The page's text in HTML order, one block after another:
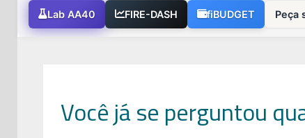
Lab AA40 FIRE-DASH fiBUDGET Peça
Você já se perguntou